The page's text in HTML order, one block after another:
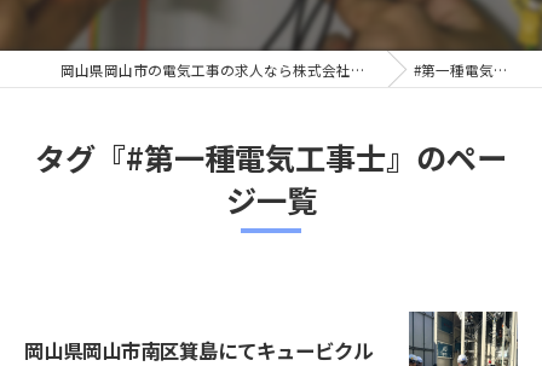
岡山県岡山市の電気工事の求人なら株式会社ジーシーデイ #第一種電気工事士
タグ『#第一種電気工事士』のペー
ジ一覧
岡山県岡山市南区箕島にてキュービクル